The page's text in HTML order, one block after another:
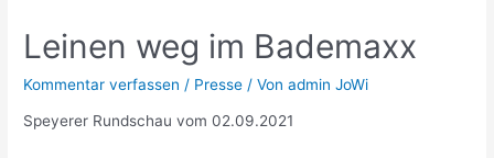
Leinen weg im Bademaxx
Kommentar verfassen / Presse / Vonadmin JoWi
Speyerer Rundschau vom 02.09.2021